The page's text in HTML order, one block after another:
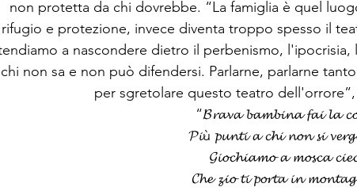
non protetta da chi dovrebbe. “La famiglia è quel
rifugio e protezione, invece diventa troppo spesso il
a nascondere dietro il perbenismo, l'ipocrisia,
chi non sa e non può difendersi. Parlarne, parlarne
per sgretolare questo teatro dell'orrore”,
“𝓑𝓻𝓪𝓿𝓪 𝓫𝓪𝓶𝓫𝓲𝓷𝓪 𝓯𝓪𝓲 𝓵𝓪
𝓟𝓲ù 𝓹𝓾𝓷𝓽𝓲 𝓪 𝓬𝓱𝓲 𝓷𝓸𝓷 𝓼𝓲
𝓖𝓲𝓸𝓬𝓱𝓲𝓪𝓶𝓸 𝓪 𝓶𝓸𝓼𝓬𝓪
𝓒𝓱𝓮 𝔃𝓲𝓸 𝓽𝓲 𝓹𝓸𝓻𝓽𝓪 𝓲𝓷